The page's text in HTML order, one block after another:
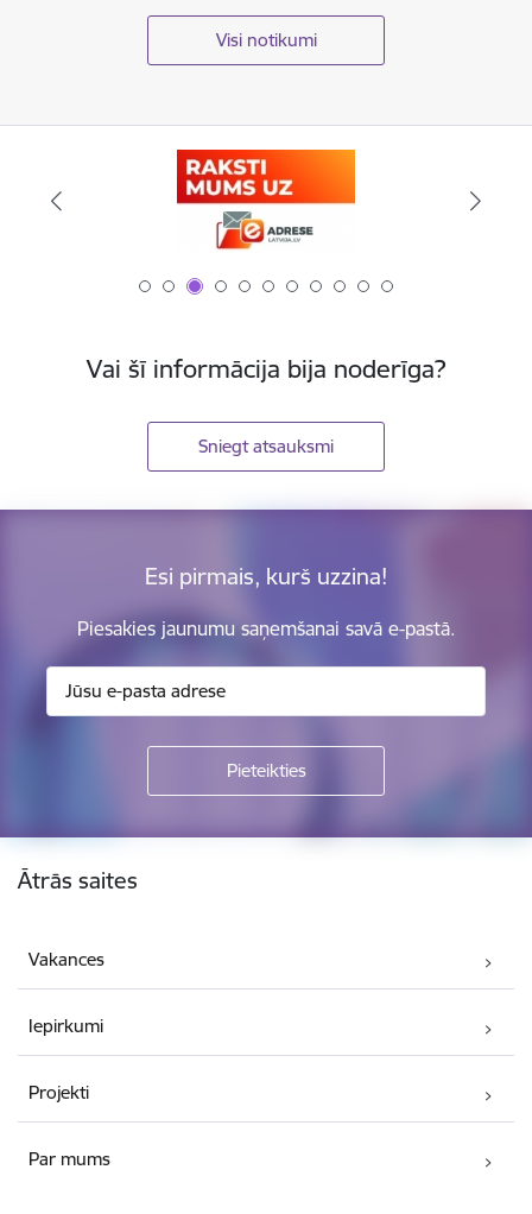
Visi notikumi
Vai šī informācija bija noderīga?
Sniegt atsauksmi
Esi pirmais, kurš uzzina!
Piesakies jaunumu saņemšanai savā e-pastā.
Kājene
Ātrās saites
Vakances
Iepirkumi
Projekti
Par mums